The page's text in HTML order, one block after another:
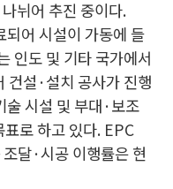
뉘어 추진 중이다.
어 시설이 가동에 들
인도 및 기타 국가에서
건설·설치 공사가 진행
술 시설 및 부대·보조
로 하고 있다. EPC
달·시공 이행률은 현